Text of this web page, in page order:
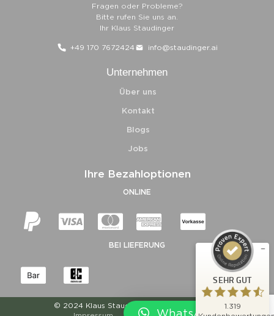
Fragen oder Probleme?
Bitte rufen Sie uns an.
Ihr Klaus Staudinger
+49 170 7672424 info@staudinger.ai
Unternehmen
Über uns
Kontakt
Blogs
Jobs
Ihre Bezahloptionen
ONLINE
BEI LIEFERUNG
© 2024 Klaus Staudinger. All rights reserved
WhatsApp Chat
SEHR GUT
1.319
Klaus Staudinger
Empfehlungen auf
ProvenExpert.com
4,73
/
5,00
756
Bewertungen auf
ProvenExpert.com
Blick aufs ProvenExpert-Profil werfen